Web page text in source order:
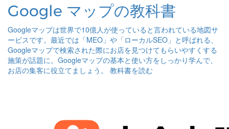
Google マップの教科書
Googleマップは世界で10億人が使っていると言われている地図サ
ービスです。最近では「MEO」や「ローカルSEO」と呼ばれる、
Googleマップで検索された際にお店を見つけてもらいやすくする
施策が話題に。Googleマップの基本と使い方をしっかり学んで、
お店の集客に役立てましょう。 教科書を読む